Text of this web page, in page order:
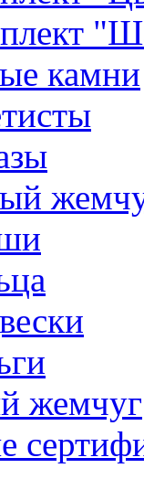
камни
жемчуг